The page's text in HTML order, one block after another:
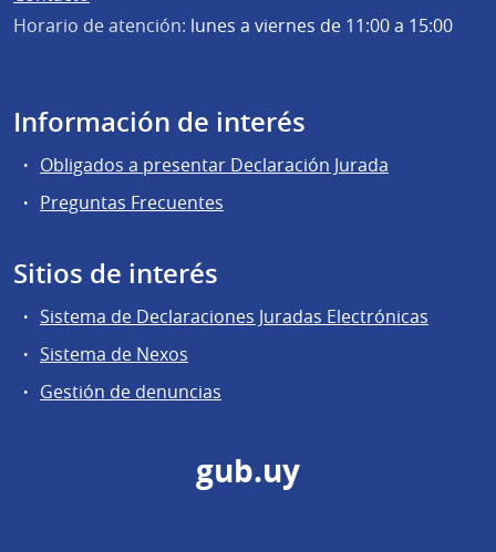
Horario de atención: lunes a viernes de 11:00 a 15:00
Información de interés
Obligados a presentar Declaración Jurada
Preguntas Frecuentes
Sitios de interés
Sistema de Declaraciones Juradas Electrónicas
Sistema de Nexos
Gestión de denuncias
gub.uy